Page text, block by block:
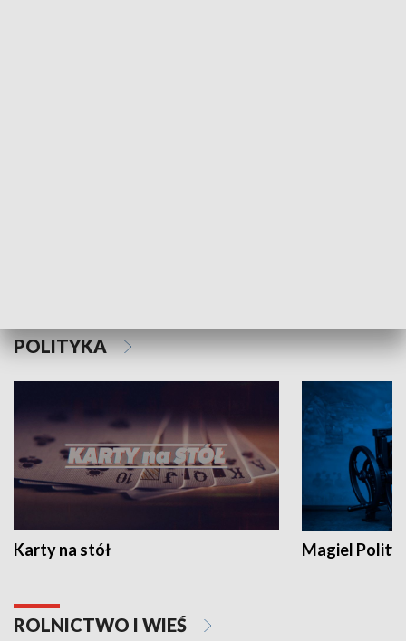
POLITYKA
Karty na stół Magiel
ROLNICTWO I WIEŚ